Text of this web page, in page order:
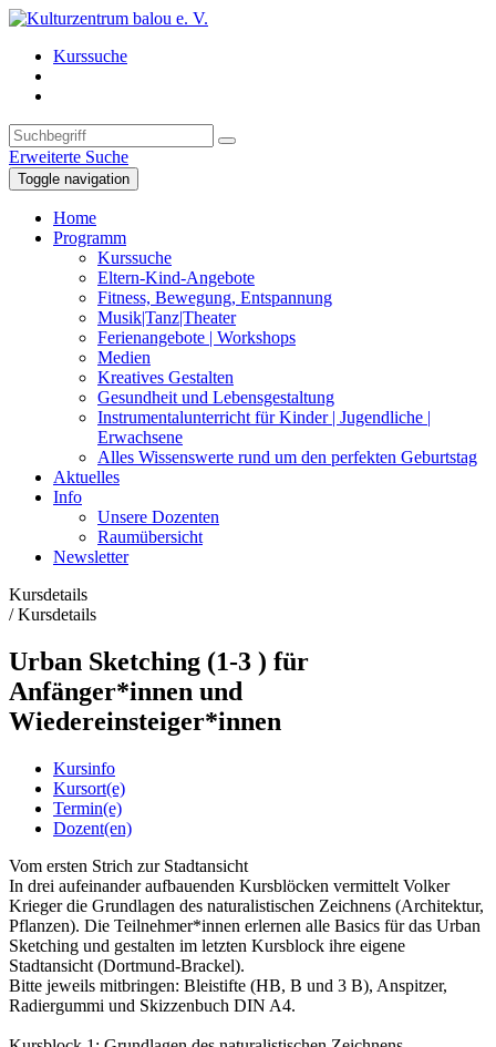
Kurssuche
Erweiterte Suche
Toggle navigation
Home
Programm
Kurssuche
Eltern-Kind-Angebote
Fitness, Bewegung, Entspannung
Musik|Tanz|Theater
Ferienangebote | Workshops
Medien
Kreatives Gestalten
Gesundheit und Lebensgestaltung
Instrumentalunterricht für Kinder | Jugendliche |
Erwachsene
Alles Wissenswerte rund um den perfekten Geburtstag
Aktuelles
Info
Unsere Dozenten
Raumübersicht
Newsletter
Kursdetails
/Kursdetails
Urban Sketching (1-3 ) für
Anfänger*innen und
Wiedereinsteiger*innen
Kursinfo
Kursort(e)
Termin(e)
Dozent(en)
Vom ersten Strich zur Stadtansicht
In drei aufeinander aufbauenden Kursblöcken vermittelt Volker
Krieger die Grundlagen des naturalistischen Zeichnens (Architektur,
Pflanzen). Die Teilnehmer*innen erlernen alle Basics für das Urban
Sketching und gestalten im letzten Kursblock ihre eigene
Stadtansicht (Dortmund-Brackel).
Bitte jeweils mitbringen: Bleistifte (HB, B und 3 B), Anspitzer,
Radiergummi und Skizzenbuch DIN A4.